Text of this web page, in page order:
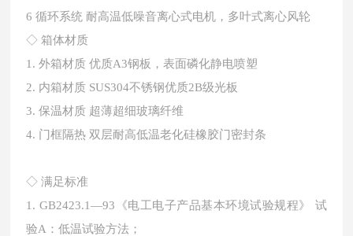
6 循环系统 耐高温低噪音离心式电机，多叶式离心风轮
◇ 箱体材质
1. 外箱材质 优质A3钢板，表面磷化静电喷塑
2. 内箱材质 SUS304不锈钢优质2B级光板
3. 保温材质 超薄超细玻璃纤维
4. 门框隔热 双层耐高低温老化硅橡胶门密封条
◇满足标准
1. GB2423.1—93《电工电子产品基本环境试验规程》 试
验A：低温试验方法；